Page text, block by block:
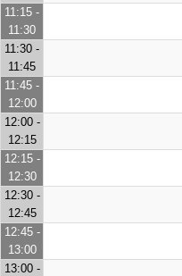
11:15 -
11:30
11:30 -
11:45
11:45 -
12:00
12:00 -
12:15
12:15 -
12:30
12:30 -
12:45
12:45 -
13:00
13:00 -